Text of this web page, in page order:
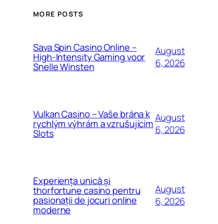
MORE POSTS
Sava Spin Casino Online –
High‑Intensity Gaming voor
Snelle Winsten
August
6, 2026
Vulkan Casino – Vaše brána k
rychlým výhrám a vzrušujícím
Slots
August
6, 2026
Experiența unică și
thorfortune casino pentru
pasionații de jocuri online
moderne
August
6, 2026